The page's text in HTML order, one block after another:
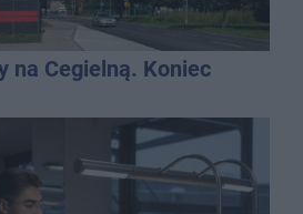
na Cegielną. Koniec